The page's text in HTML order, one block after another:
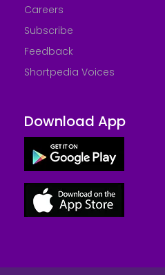
Careers
Subscribe
Feedback
Shortpedia Voices
Download App